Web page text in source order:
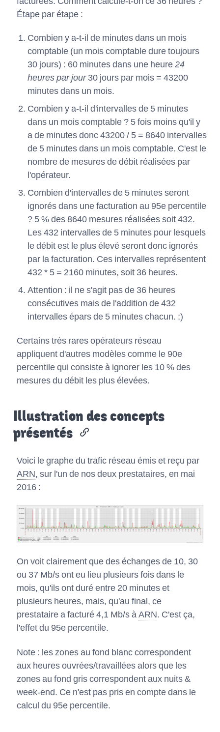
Étape par étape :
Combien y a-t-il de minutes dans un mois
comptable (un mois comptable dure toujours
30 jours) : 60 minutes dans une heure24
heures par jour30 jours par mois = 43200
minutes dans un mois.
Combien y a-t-il d'intervalles de 5 minutes
dans un mois comptable ? 5 fois moins qu'il y
a de minutes donc 43200 / 5 = 8640 intervalles
de 5 minutes dans un mois comptable. C'est le
nombre de mesures de débit réalisées par
l'opérateur.
Combien d'intervalles de 5 minutes seront
ignorés dans une facturation au 95e percentile
? 5 % des 8640 mesures réalisées soit 432.
Les 432 intervalles de 5 minutes pour lesquels
le débit est le plus élevé seront donc ignorés
par la facturation. Ces intervalles représentent
432 * 5 = 2160 minutes, soit 36 heures.
Attention : il ne s'agit pas de 36 heures
consécutives mais de l'addition de 432
intervalles épars de 5 minutes chacun. ;)
Certains très rares opérateurs réseau
appliquent d'autres modèles comme le 90e
percentile qui consiste à ignorer les 10 % des
mesures du débit les plus élevées.
Illustration des concepts
présentés
Voici le graphe du trafic réseau émis et reçu par
ARN, sur l'un de nos deux prestataires, en mai
2016 :
On voit clairement que des échanges de 10, 30
ou 37 Mb/s ont eu lieu plusieurs fois dans le
mois, qu'ils ont duré entre 20 minutes et
plusieurs heures, mais, qu'au final, ce
prestataire a facturé 4,1 Mb/s àARN. C'est ça,
l'effet du 95e percentile.
Note : les zones au fond blanc correspondent
aux heures ouvrées/travaillées alors que les
zones au fond gris correspondent aux nuits &
week-end. Ce n'est pas pris en compte dans le
calcul du 95e percentile.